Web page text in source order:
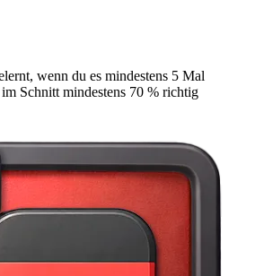
wenn du es mindestens 5 Mal
Schnitt mindestens 70 % richtig